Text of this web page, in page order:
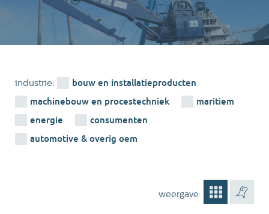
industrie:
bouw en installatieproducten
machinebouw en procestechniek
maritiem
energie
consumenten
automotive & overig oem
weergave: